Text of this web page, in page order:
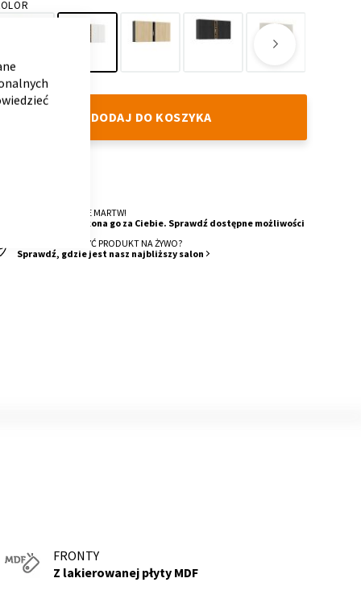
CLOSE
Oak
DODAJ DO KOSZYKA
O MONTAŻ SIĘ NIE MARTW!
Nasza ekipa wykona go za Ciebie. Sprawdź dostępne możliwości
CHCESZ ZOBACZYĆ PRODUKT NA ŻYWO?
Sprawdź, gdzie jest nasz najbliższy salon
FRONTY
Z lakierowanej płyty MDF